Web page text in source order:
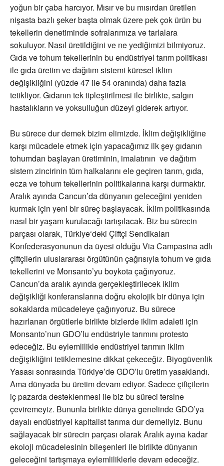
yoğun bir çaba harcıyor. Mısır ve bu mısırdan üretilen
nişasta bazlı şeker başta olmak üzere pek çok ürün bu
tekellerin denetiminde sofralarımıza ve tarlalara
sokuluyor. Nasıl üretildiğini ve ne yediğimizi bilmiyoruz.
Gıda ve tohum tekellerinin bu endüstriyel tarım politikası
ile gıda üretim ve dağıtım sistemi küresel iklim
değişikliğini (yüzde 47 ile 54 oranında) daha fazla
tetikliyor. Gıdanın tek tipleştirilmesi ile birlikte, salgın
hastalıkların ve yoksulluğun düzeyi giderek artıyor.
Bu sürece dur demek bizim elimizde. İklim değişikliğine
karşı mücadele etmek için yapacağımız ilk şey gıdanın
tohumdan başlayan üretiminin, imalatının ve dağıtım
sistem zincirinin tüm halkalarını ele geçiren tarım, gıda,
ecza ve tohum tekellerinin politikalarına karşı durmaktır.
Aralık ayında Cancun’da dünyanın geleceğini yeniden
kurmak için yeni bir süreç başlayacak. İklim politikasında
nasıl bir yaşam kurulacağı tartışılacak. Biz bu sürecin
parçası olarak, Türkiye‘deki Çiftçi Sendikaları
Konfederasyonunun da üyesi olduğu Via Campasina adlı
çiftçilerin uluslararası örgütünün çağrısıyla tohum ve gıda
tekellerini ve Monsanto’yu boykota çağırıyoruz.
Cancun’da aralık ayında gerçekleştirilecek iklim
değişikliği konferanslarına doğru ekolojik bir dünya için
sokaklarda mücadeleye çağırıyoruz. Bu sürece
hazırlanan örgütlerle birlikte bizlerde iklim adaleti için
Monsanto’nun GDO’lu endüstriyle tarımını protesto
edeceğiz. Bu eylemlilikle endüstriyel tarımın iklim
değişikliğini tetiklemesine dikkat çekeceğiz. Biyogüvenlik
Yasası sonrasında Türkiye’de GDO’lu üretim yasaklandı.
Ama dünyada bu üretim devam ediyor. Sadece çiftçilerin
iç pazarda desteklenmesi ile biz bu süreci tersine
çeviremeyiz. Bununla birlikte dünya genelinde GDO’ya
dayalı endüstriyel kapitalist tarıma dur demeliyiz. Bunu
sağlayacak bir sürecin parçası olarak Aralık ayına kadar
ekoloji mücadelesinin bileşenleri ile birlikte dünyanın
geleceğini tartışmaya eylemliliklerle devam edeceğiz.